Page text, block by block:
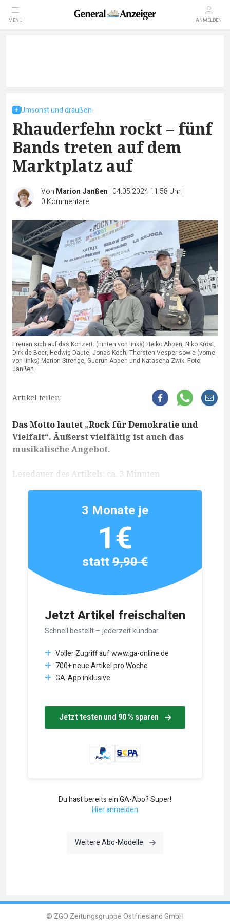
MENÜ ANMELDEN
Umsonst und draußen
Rhauderfehn rockt – fünf
Bands treten auf dem
Marktplatz auf
Von Marion Janßen | 04.05.2024 11:58 Uhr|
0 Kommentare
Freuen sich auf das Konzert: (hinten von links) Heiko Abben, Niko Krost,
Dirk de Boer, Hedwig Daute, Jonas Koch, Thorsten Vesper sowie (vorne
von links) Marion Strenge, Gudrun Abben und Natascha Zwik. Foto:
Janßen
Artikel teilen:
Das Motto lautet „Rock für Demokratie und
Vielfalt“. Äußerst vielfältig ist auch das
musikalische Angebot.
Lesedauer des Artikels: ca. 3 Minuten
Jetzt Artikel freischalten
Schnell bestellt – jederzeit kündbar.
Voller Zugriff auf www.ga-online.de
700+ neue Artikel pro Woche
GA-App inklusive
Jetzt testen und 90 % sparen
3 Monate je
1€
statt9,90 €
Du hast bereits ein GA-Abo? Super!
Hier anmelden
Weitere Abo-Modelle
© ZGO Zeitungsgruppe Ostfriesland GmbH